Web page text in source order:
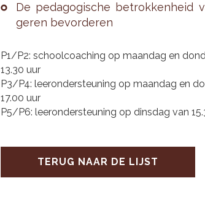
De pe­da­go­gi­sche be­trok­ken­heid
ge­ren be­vor­de­ren
P1/P2: schoolcoaching op maandag en
13.30 uur
P3/P4: leerondersteuning op maandag en
17.00 uur
P5/P6: leerondersteuning op dinsdag van
TERUG NAAR DE LIJST